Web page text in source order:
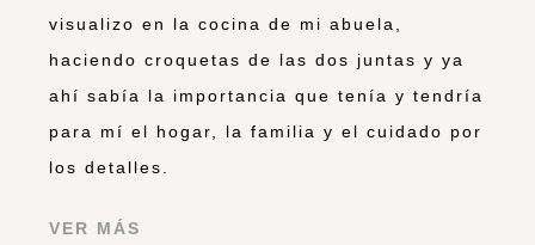
visualizo en la cocina de mi abuela,
haciendo croquetas de las dos juntas y ya
ahí sabía la importancia que tenía y tendría
para mí el hogar, la familia y el cuidado por
los detalles.
VER MÁS